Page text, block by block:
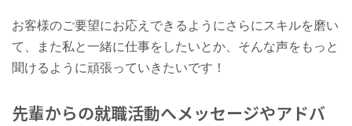
お客様のご要望にお応えできるようにさらにスキルを磨い
て、また私と一緒に仕事をしたいとか、そんな声をもっと
聞けるように頑張っていきたいです！
先輩からの就職活動へメッセージやアドバ